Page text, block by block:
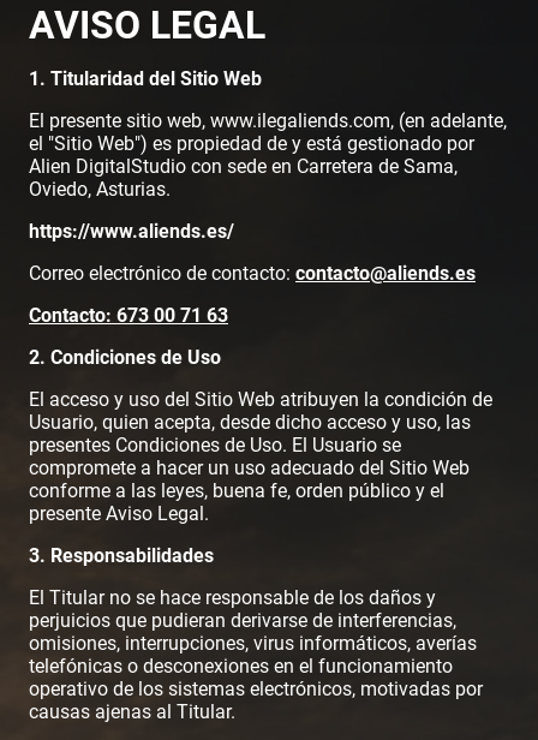
AVISO LEGAL
1. Titularidad del Sitio Web
El presente sitio web, www.ilegaliends.com, (en adelante,
el "Sitio Web") es propiedad de y está gestionado por
Alien DigitalStudio con sede en Carretera de Sama,
Oviedo, Asturias.
https://www.aliends.es/
Correo electrónico de contacto: contacto@aliends.es
Contacto: 673 00 71 63
2. Condiciones de Uso
El acceso y uso del Sitio Web atribuyen la condición de
Usuario, quien acepta, desde dicho acceso y uso, las
presentes Condiciones de Uso. El Usuario se
compromete a hacer un uso adecuado del Sitio Web
conforme a las leyes, buena fe, orden público y el
presente Aviso Legal.
3. Responsabilidades
El Titular no se hace responsable de los daños y
perjuicios que pudieran derivarse de interferencias,
omisiones, interrupciones, virus informáticos, averías
telefónicas o desconexiones en el funcionamiento
operativo de los sistemas electrónicos, motivadas por
causas ajenas al Titular.